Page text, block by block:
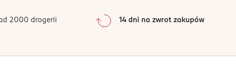
0%
Sortowanie wgdata: od najnowszej
2000 drogerii 14 dni na zwrot zakupów